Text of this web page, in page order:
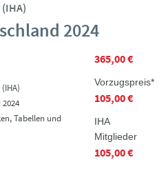
2024
Tabellen und
365,00 €
Vorzugspreis*
105,00 €
IHA
Mitglieder
105,00 €